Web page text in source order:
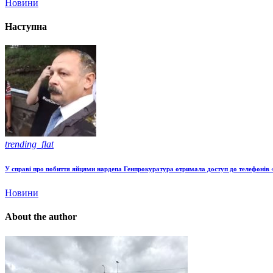
Новини
Наступна
trending_flat
У справі про побиття яйцями нардепа Генпрокуратура отримала доступ до телефонів
Новини
About the author